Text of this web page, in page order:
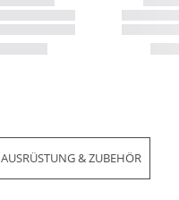
AUSRÜSTUNG & ZUBEHÖR